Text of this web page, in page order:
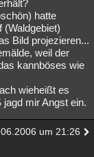
hatte
(Waldgebiet)
Bild projezieren...
weil der
kannböses wie
wieheißt es
mir Angst ein.
um 21:26